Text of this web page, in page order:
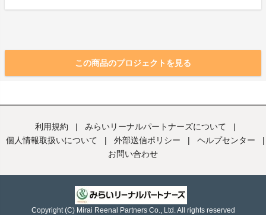
この商品のプロジェクトを見る
利用規約 | みらいリーナルパートナーズについて
|
個人情報取扱いについて
| 外部送信ポリシー | ヘルプセンター
|
お問い合わせ
Copyright (C) Mirai Reenal Partners Co., Ltd. All rights reserved